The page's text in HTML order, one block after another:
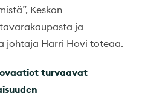
Keskon
ja
johtaja Harri Hovi toteaa.
turvaavat